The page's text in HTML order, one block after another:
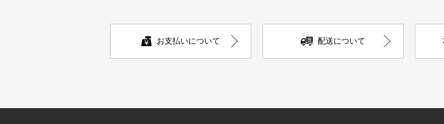
お支払いについて 配送について